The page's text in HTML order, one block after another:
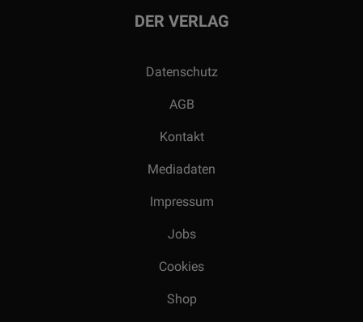
DER VERLAG
Datenschutz
AGB
Kontakt
Mediadaten
Impressum
Jobs
Cookies
Shop